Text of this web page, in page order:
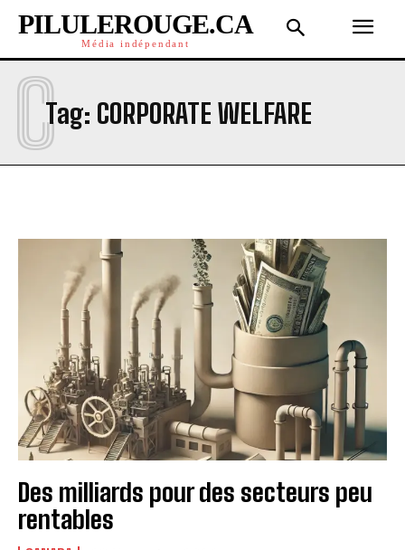
PILULEROUGE.CA
Média indépendant
Tag: CORPORATE WELFARE
C
Des milliards pour des secteurs peu
rentables